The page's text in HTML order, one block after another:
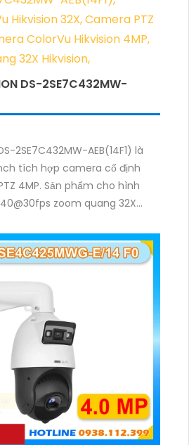
DS-2SE7C432MW-
2SE7C432MW-AEB(14F1) là
tích hợp camera cố định
4MP. Sản phẩm cho hình
zoom quang 32X
cả ngày lẫn đêm.